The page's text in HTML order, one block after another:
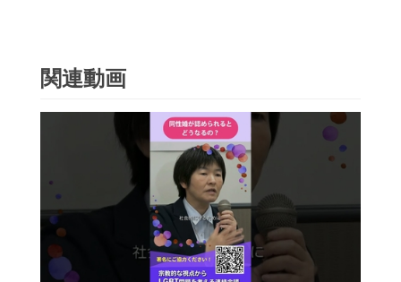
関連動画